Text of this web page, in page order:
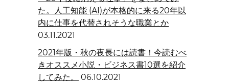
た。人工知能 (AI)が本格的に来る20年以
内に仕事を代替されそうな職業とか
03.11.2021
2021年版・秋の夜長には読書！今読むべ
きオススメ小説・ビジネス書10選を紹介
してみた。
06.10.2021